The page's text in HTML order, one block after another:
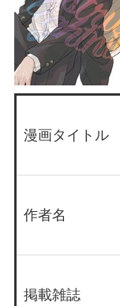
漫画タイトル
作者名
掲載雑誌